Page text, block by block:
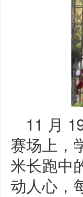
11 月
赛场上，
米长跑中
动人心，